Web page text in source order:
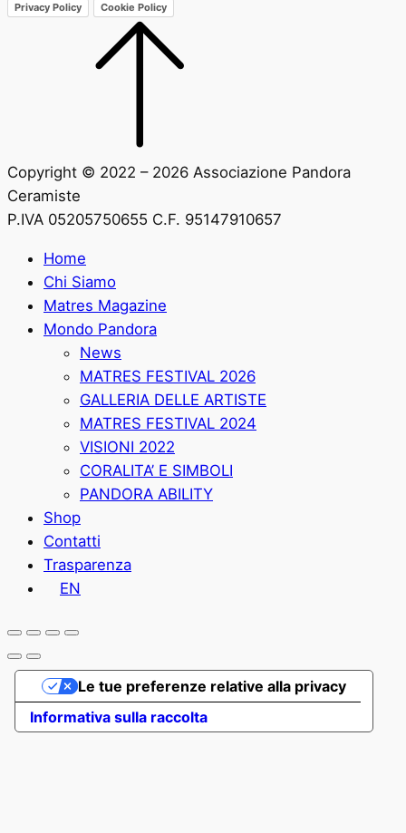
Privacy Policy Cookie Policy
Copyright © 2022 – 2026 Associazione Pandora
Ceramiste
P.IVA 05205750655 C.F. 95147910657
Home
Chi Siamo
Matres Magazine
Mondo Pandora
News
MATRES FESTIVAL 2026
GALLERIA DELLE ARTISTE
MATRES FESTIVAL 2024
VISIONI 2022
CORALITA’ E SIMBOLI
PANDORA ABILITY
Shop
Contatti
Trasparenza
EN
Informativa sulla raccolta
Le tue preferenze relative alla privacy